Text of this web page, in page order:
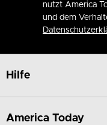
nutzt America
und dem
Hilfe
America Today